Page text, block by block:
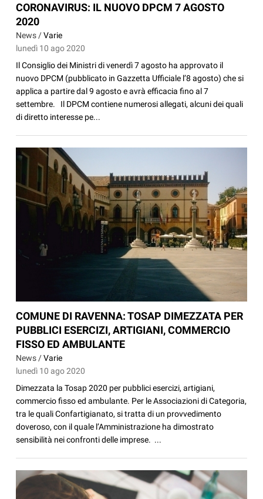
CORONAVIRUS: IL NUOVO DPCM 7 AGOSTO
2020
News /Varie
lunedì 10 ago 2020
Il Consiglio dei Ministri di venerdì 7 agosto ha approvato il
nuovo DPCM (pubblicato in Gazzetta Ufficiale l’8 agosto) che si
applica a partire dal 9 agosto e avrà efficacia fino al 7
settembre. Il DPCM contiene numerosi allegati, alcuni dei quali
di diretto interesse pe...
COMUNE DI RAVENNA: TOSAP DIMEZZATA PER
PUBBLICI ESERCIZI, ARTIGIANI, COMMERCIO
FISSO ED AMBULANTE
News /Varie
lunedì 10 ago 2020
Dimezzata la Tosap 2020 per pubblici esercizi, artigiani,
commercio fisso ed ambulante. Per le Associazioni di Categoria,
tra le quali Confartigianato, si tratta di un provvedimento
doveroso, con il quale l’Amministrazione ha dimostrato
sensibilità nei confronti delle imprese. ...